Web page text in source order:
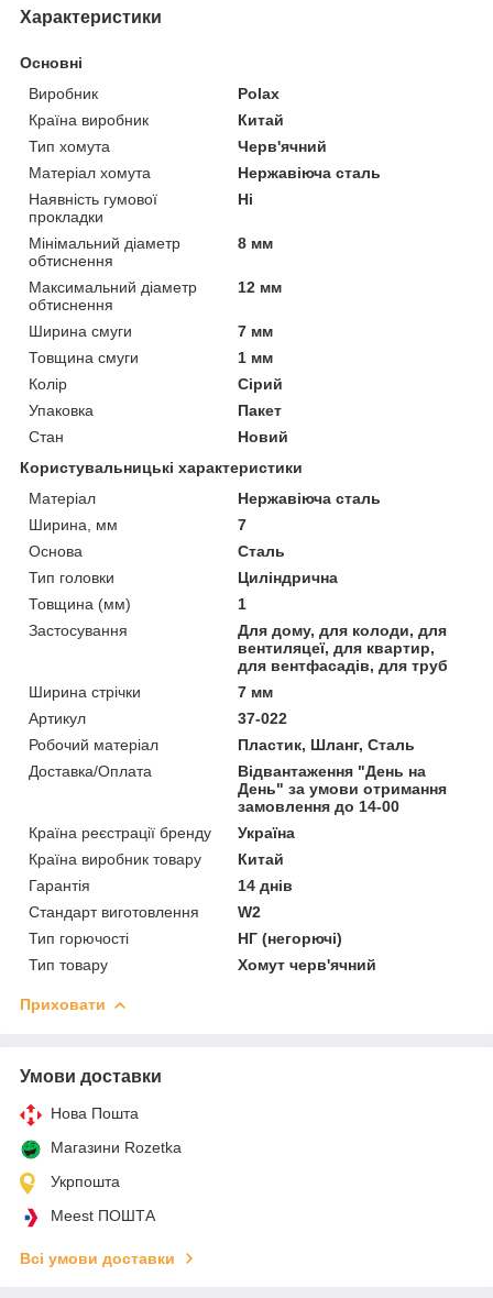
Характеристики
Основні
Виробник
Polax
Країна виробник
Китай
Тип хомута
Черв'ячний
Матеріал хомута
Нержавіюча сталь
Наявність гумової
прокладки
Ні
Мінімальний діаметр
обтиснення
8 мм
Максимальний діаметр
обтиснення
12 мм
Ширина смуги
7 мм
Товщина смуги
1 мм
Колір
Сірий
Упаковка
Пакет
Стан
Новий
Користувальницькі характеристики
Матеріал
Нержавіюча сталь
Ширина, мм
7
Основа
Сталь
Тип головки
Циліндрична
Товщина (мм)
1
Застосування
Для дому, для колоди, для
вентиляцеї, для квартир,
для вентфасадів, для труб
Ширина стрічки
7 мм
Артикул
37-022
Робочий матеріал
Пластик, Шланг, Сталь
Доставка/Оплата
Відвантаження "День на
День" за умови отримання
замовлення до 14-00
Країна реєстрації бренду
Україна
Країна виробник товару
Китай
Гарантія
14 днів
Стандарт виготовлення
W2
Тип горючості
НГ (негорючі)
Тип товару
Хомут черв'ячний
Приховати
Умови доставки
Нова Пошта
Магазини Rozetka
Укрпошта
Meest ПОШТА
Всі умови доставки